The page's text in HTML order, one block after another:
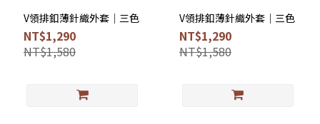
V領排釦薄針織外套｜三色
NT$1,290
NT$1,580
V領排釦薄針織外套｜三色
NT$1,290
NT$1,580